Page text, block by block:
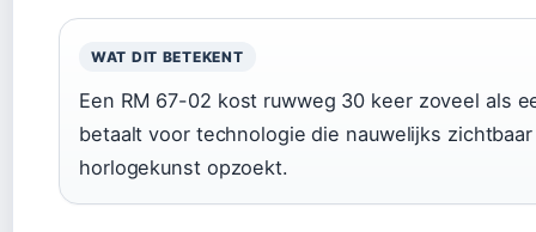
WAT DIT BETEKENT
Een RM 67-02 kost ruwweg 30 keer zoveel als
betaalt voor technologie die nauwelijks
horlogekunst opzoekt.